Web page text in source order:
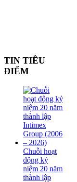
TIN TIÊU
ĐIỂM
Chuỗi hoạt
động kỷ
niệm 20 năm
thành lập